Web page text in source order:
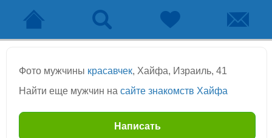
Фото мужчины красавчек, Хайфа, Израиль, 41
Найти еще мужчин на сайте знакомств Хайфа
Написать